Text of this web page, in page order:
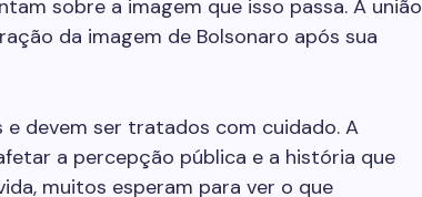
sobre a imagem que isso passa. A união
da imagem de Bolsonaro após sua
e devem ser tratados com cuidado. A
a percepção pública e a história que
muitos esperam para ver o que